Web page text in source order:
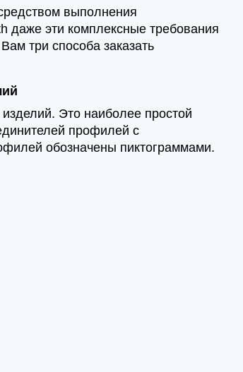
выполнения
эти комплексные требования
три способа заказать
Это наиболее простой
профилей с
обозначены пиктограммами.